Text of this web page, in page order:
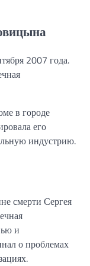
2007 года.
в городе
его
индустрию.
смерти Сергея
и
о проблемах